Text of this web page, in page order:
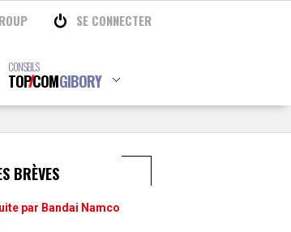
SE CONNECTER
CONSEILS
TOPCOMGIBORY
BRÈVES
par Bandai Namco